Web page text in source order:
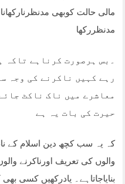
مالی حالت کوبھی
مدنظررکھا
۔بس ہرصورت کرناہے تاکہ
رہے کہیں ناکرنے کی وجہ
معاشرے میں ناک ناکٹ
حیرت کی بات یہ ہے
کہ یہ سب کچھ دین اسلام کے
والوں کی تعریف اورناکرنے
بنایاجاتاہے۔ یادرکھیں کسی بھی